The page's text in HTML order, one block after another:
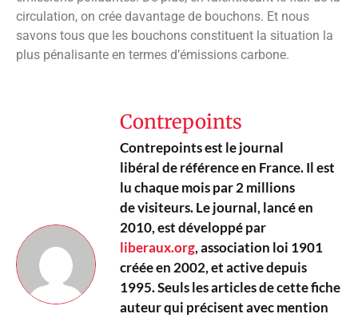
circulation, on crée davantage de bouchons. Et nous
savons tous que les bouchons constituent la situation la
plus pénalisante en termes d’émissions carbone.
Contrepoints
Contrepoints est le journal
libéral de référence en France. Il est
lu chaque mois par 2 millions
de visiteurs. Le journal, lancé en
2010, est développé par
liberaux.org, association loi 1901
créée en 2002, et active depuis
1995. Seuls les articles de cette fiche
auteur qui précisent avec mention